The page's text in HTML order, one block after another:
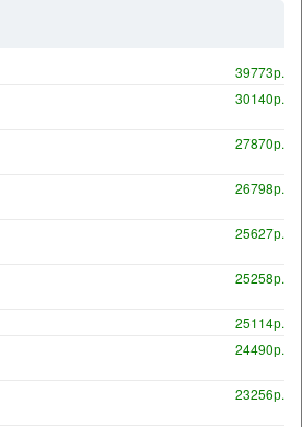
39773р.
30140р.
27870р.
26798р.
25627р.
25258р.
25114р.
24490р.
23256р.